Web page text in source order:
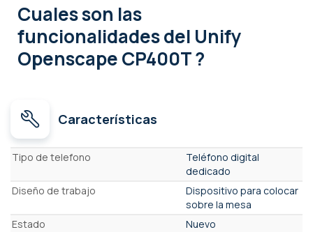
Cuales son las
funcionalidadesdel Unify
Openscape CP400T ?
Características
Características
Tipo de telefono
Teléfono digital
dedicado
Diseño de trabajo
Dispositivo para colocar
sobre la mesa
Estado
Nuevo